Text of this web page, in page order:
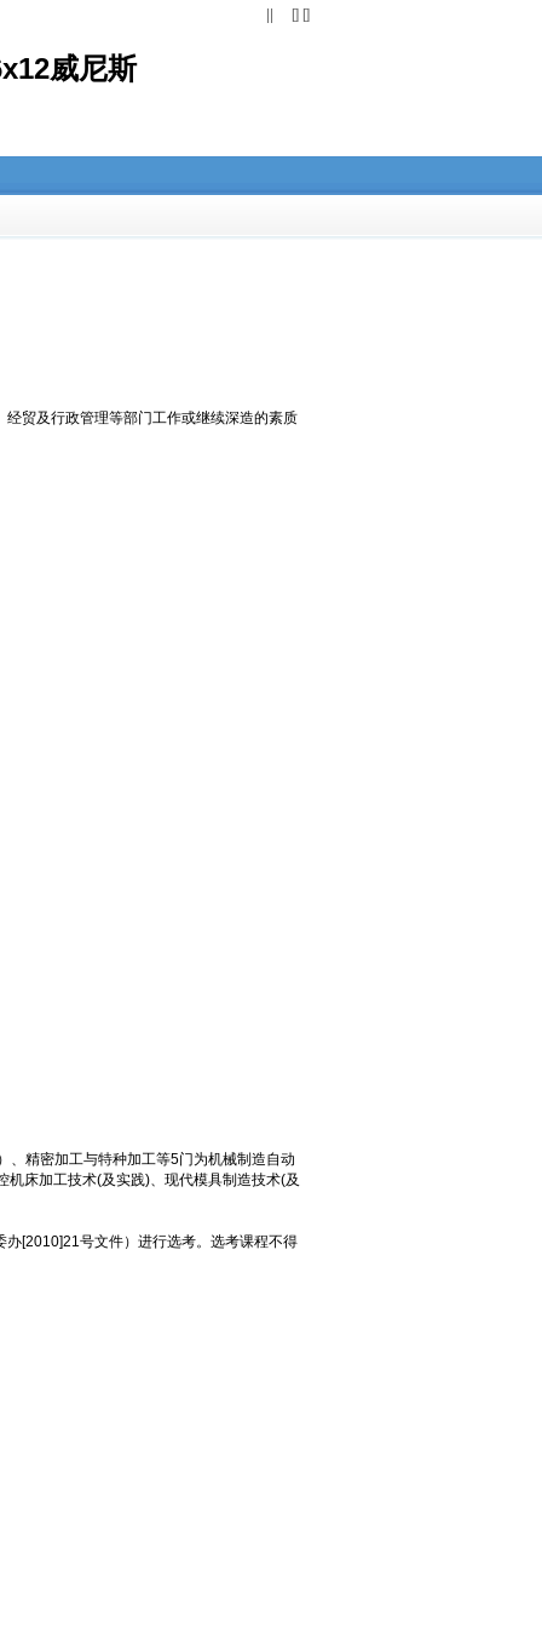
[] []
威尼斯
贸及行政管理等部门工作或继续深造的素质
、精密加工与特种加工等5门为机械制造自动
床加工技术(及实践)、现代模具制造技术(及
[2010]21号文件）进行选考。选考课程不得